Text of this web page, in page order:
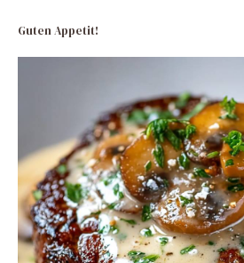
Guten Appetit!